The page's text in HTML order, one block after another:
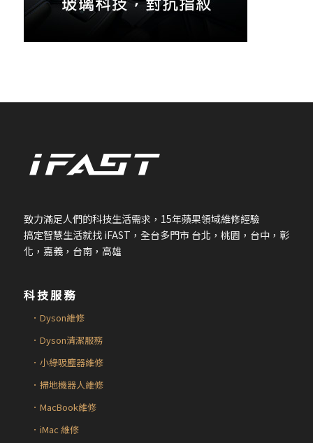
致力滿足人們的科技生活需求， 15年蘋果領域維修經驗
搞定智慧生活就找 iFAST ，全台多門市 台北，桃園，台中，彰
化，嘉義，台南，高雄
科技服務
．Dyson維修
．Dyson清潔服務
．小綠吸塵器維修
．掃地機器人維修
．MacBook維修
．iMac 維修